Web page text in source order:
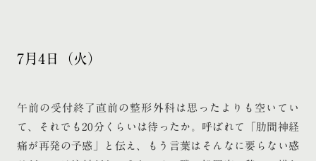
7月4日（火）
午前の受付終了直前の整形外科は思ったよりも空いてい
て、それでも20分くらいは待ったか。呼ばれて「肋間神経
痛が再発の予感」と伝え、もう言葉はそんなに要らない感